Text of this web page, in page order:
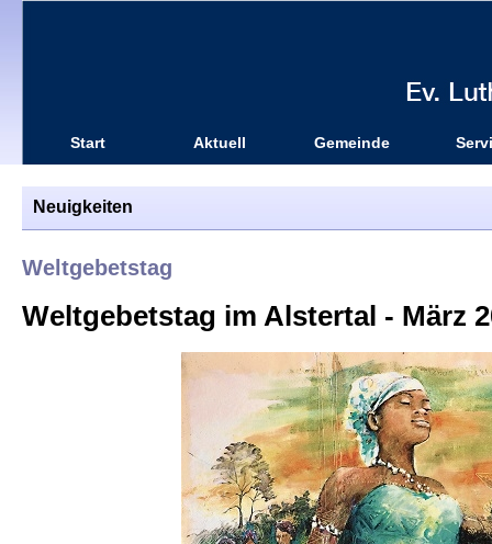
Start Aktuell Gemeinde
Neuigkeiten
Weltgebetstag
Weltgebetstag im Alstertal - März